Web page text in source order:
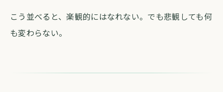
こう並べると、楽観的にはなれない。でも悲観しても何
も変わらない。